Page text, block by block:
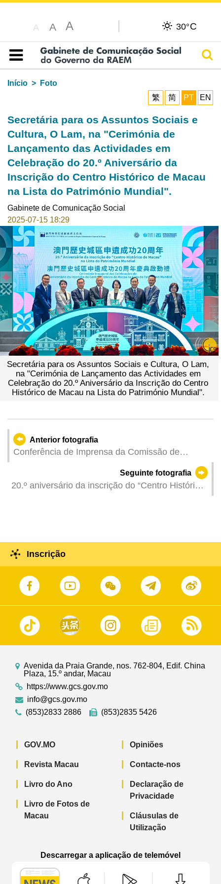
A A A 30°C
Índice
Início
Foto
繁
简 PT EN
Secretária para os Assuntos Sociais e
Cultura, O Lam, na "Cerimónia de
Lançamento das Actividades em
Celebração do 20.º Aniversário da
Inscrição do Centro Histórico de Macau
na Lista do Património Mundial".
Gabinete de Comunicação Social
2025-07-15 18:29
Secretária para os Assuntos Sociais e Cultura, O Lam,
na "Cerimónia de Lançamento das Actividades em
Celebração do 20.º Aniversário da Inscrição do Centro
Histórico de Macau na Lista do Património Mundial".
Anterior fotografia
Conferência de Imprensa da Comissão de
Seguinte fotografia
20.º aniversário da inscrição do “Centro Histórico
Inscrição
Avenida da Praia Grande, nos. 762-804, Edif. China
Plaza, 15.º andar, Macau
https://www.gcs.gov.mo
info@gcs.gov.mo
(853)2833 2886
(853)2835 5426
GOV.MO
Revista Macau
Livro do Ano
Livro de Fotos de
Macau
Opiniões
Contacte-nos
Declaração de
Privacidade
Cláusulas de
Utilização
Descarregar a aplicação de telemóvel